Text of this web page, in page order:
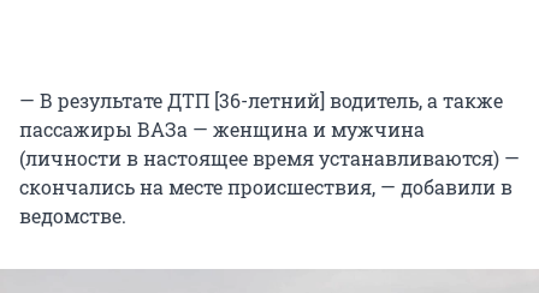
— В результате ДТП [36-летний] водитель, а также
пассажиры ВАЗа — женщина и мужчина
(личности в настоящее время устанавливаются) —
скончались на месте происшествия, — добавили в
ведомстве.